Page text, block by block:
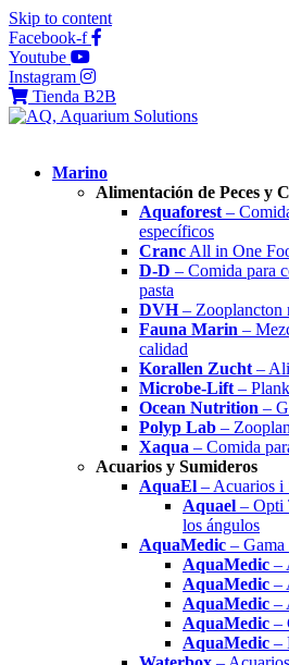
Skip to content
Facebook-f
Youtube
Instagram
Tienda B2B
Marino
Alimentación de Peces y
Aquaforest –
específicos
Cranc All in One
D-D – Comida para
pasta
DVH– Zooplancton
Fauna Marin –
calidad
Korallen Zucht –
Microbe-Lift –
Ocean Nutrition –
Polyp Lab –
Xaqua – Comida
Acuarios y Sumideros
AquaEl – Acuarios i
Aquael – Opti
los ángulos
AquaMedic – Gama
AquaMedic –
AquaMedic –
AquaMedic –
AquaMedic –
AquaMedic –